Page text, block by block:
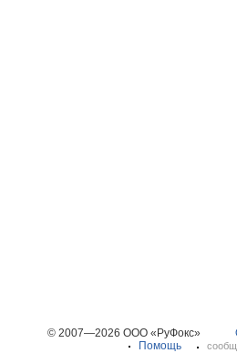
© 2007—2026 ООО «РуФокс»
Помощь